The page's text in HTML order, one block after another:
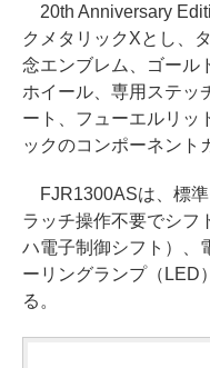
20th Anniversary
クメタリックXとし、
念エンブレム、ゴール
ホイール、専用ステッ
ート、フューエルリッ
ックのコンポーネント
FJR1300ASは、標準
ラッチ操作不要でシフ
ハ電子制御シフト）、
ーリングランプ（LED
る。